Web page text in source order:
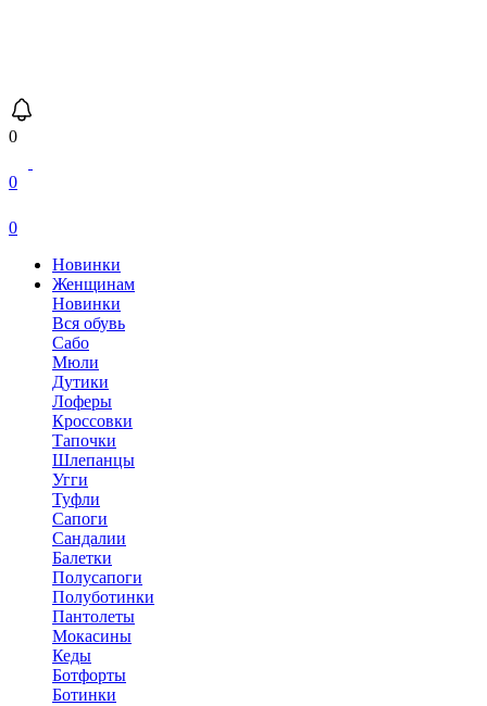
0
0
0
Новинки
Женщинам
Новинки
Вся обувь
Сабо
Мюли
Дутики
Лоферы
Кроссовки
Тапочки
Шлепанцы
Угги
Туфли
Сапоги
Сандалии
Балетки
Полусапоги
Полуботинки
Пантолеты
Мокасины
Кеды
Ботфорты
Ботинки